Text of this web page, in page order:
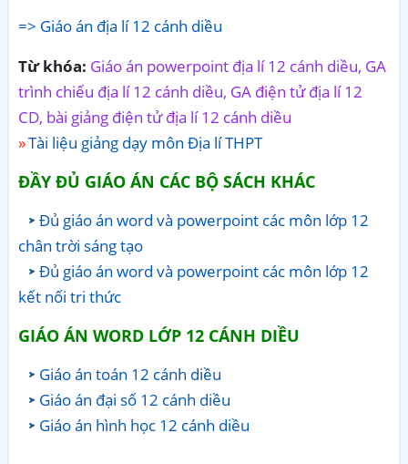
=> Giáo án địa lí 12 cánh diều
Từ khóa: Giáo án powerpoint địa lí 12 cánh diều, GA
trình chiếu địa lí 12 cánh diều, GA điện tử địa lí 12
CD, bài giảng điện tử địa lí 12 cánh diều
Tài liệu giảng dạy môn Địa lí THPT
ĐẦY ĐỦ GIÁO ÁN CÁC BỘ SÁCH KHÁC
Đủ giáo án word và powerpoint các môn lớp 12
chân trời sáng tạo
Đủ giáo án word và powerpoint các môn lớp 12
kết nối tri thức
GIÁO ÁN WORD LỚP 12 CÁNH DIỀU
Giáo án toán 12 cánh diều
Giáo án đại số 12 cánh diều
Giáo án hình học 12 cánh diều